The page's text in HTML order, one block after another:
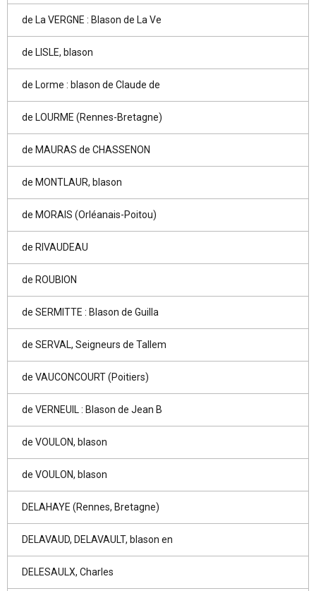
de La VERGNE : Blason de La Ve
de LISLE, blason
de Lorme : blason de Claude de
de LOURME (Rennes-Bretagne)
de MAURAS de CHASSENON
de MONTLAUR, blason
de MORAIS (Orléanais-Poitou)
de RIVAUDEAU
de ROUBION
de SERMITTE : Blason de Guilla
de SERVAL, Seigneurs de Tallem
de VAUCONCOURT (Poitiers)
de VERNEUIL : Blason de Jean B
de VOULON, blason
de VOULON, blason
DELAHAYE (Rennes, Bretagne)
DELAVAUD, DELAVAULT, blason en
DELESAULX, Charles